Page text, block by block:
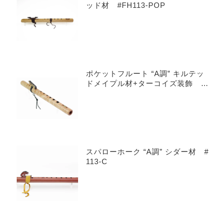
ッド材 #FH113-POP
ポケットフルート “A調” キルテッ
ドメイプル材+ターコイズ装飾 #
スパローホーク “A調” シダー材 #
113-C